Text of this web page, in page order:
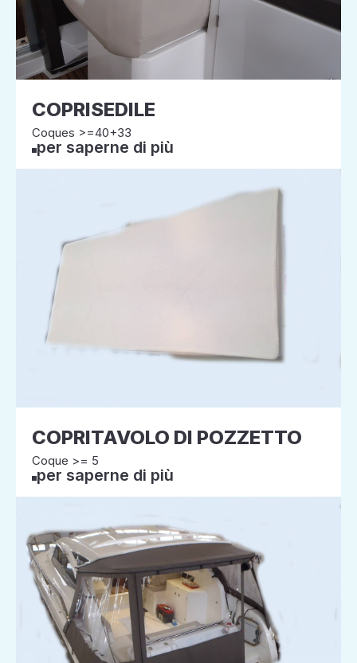
COPRISEDILE
Coques >=40+33
per saperne di più
COPRITAVOLO DI POZZETTO
Coque >= 5
per saperne di più